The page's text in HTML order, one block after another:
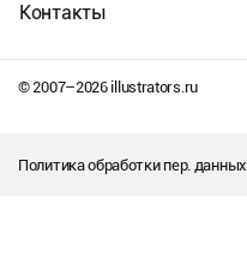
© 2007–2026illustrators.ru
Контакты
Политика обработки пер. данных